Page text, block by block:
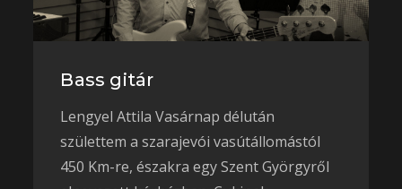
Bass gitár
Lengyel Attila Vasárnap délután
születtem a szarajevói vasútállomástól
450 Km-re, északra egy Szent Györgyről